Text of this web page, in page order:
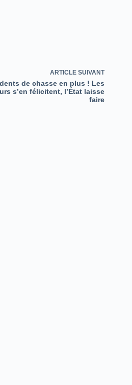
ARTICLESUIVANT
de chasse en plus ! Les
s’en félicitent, l’État laisse
faire